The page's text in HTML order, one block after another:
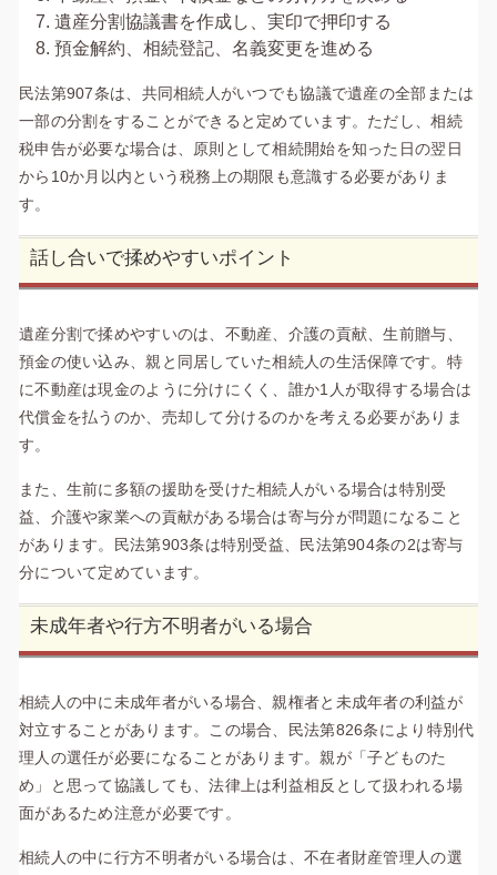
遺産分割協議書を作成し、実印で押印する
預金解約、相続登記、名義変更を進める
民法第907条は、共同相続人がいつでも協議で遺産の全部または
一部の分割をすることができると定めています。ただし、相続
税申告が必要な場合は、原則として相続開始を知った日の翌日
から10か月以内という税務上の期限も意識する必要がありま
す。
話し合いで揉めやすいポイント
遺産分割で揉めやすいのは、不動産、介護の貢献、生前贈与、
預金の使い込み、親と同居していた相続人の生活保障です。特
に不動産は現金のように分けにくく、誰か1人が取得する場合は
代償金を払うのか、売却して分けるのかを考える必要がありま
す。
また、生前に多額の援助を受けた相続人がいる場合は特別受
益、介護や家業への貢献がある場合は寄与分が問題になること
があります。民法第903条は特別受益、民法第904条の2は寄与
分について定めています。
未成年者や行方不明者がいる場合
相続人の中に未成年者がいる場合、親権者と未成年者の利益が
対立することがあります。この場合、民法第826条により特別代
理人の選任が必要になることがあります。親が「子どものた
め」と思って協議しても、法律上は利益相反として扱われる場
面があるため注意が必要です。
相続人の中に行方不明者がいる場合は、不在者財産管理人の選